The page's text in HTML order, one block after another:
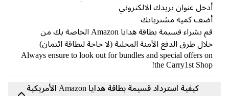
عنوان بريدك الالكتروني
كمية مشترياتك
قم بشراء قسيمة بطاقة هدايا Amazon الخاصة بك من
طرق الدفع الآمنة المحلية (لا حاجة لبطاقة ائتمان)
Always ensure to look out for bundles and special offers
the Carry1st
كيفية استرداد قسيمة بطاقة هدايا Amazon الأمريكية